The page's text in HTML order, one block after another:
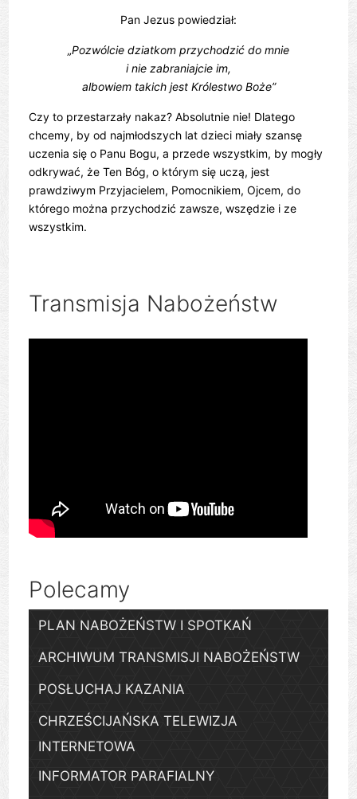
Pan Jezus powiedział:
„Pozwólcie dziatkom przychodzić do mnie
i nie zabraniajcie im,
albowiem takich jest Królestwo Boże”
Czy to przestarzały nakaz? Absolutnie nie! Dlatego
chcemy, by od najmłodszych lat dzieci miały szansę
uczenia się o Panu Bogu, a przede wszystkim, by mogły
odkrywać, że Ten Bóg, o którym się uczą, jest
prawdziwym Przyjacielem, Pomocnikiem, Ojcem, do
którego można przychodzić zawsze, wszędzie i ze
wszystkim.
Transmisja Nabożeństw
Polecamy
PLAN NABOŻEŃSTW I SPOTKAŃ
ARCHIWUM TRANSMISJI NABOŻEŃSTW
POSŁUCHAJ KAZANIA
CHRZEŚCIJAŃSKA TELEWIZJA
INTERNETOWA
INFORMATOR PARAFIALNY